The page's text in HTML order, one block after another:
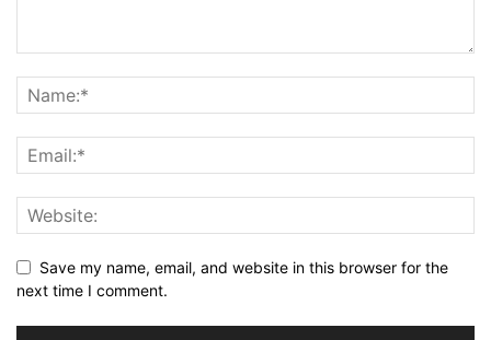
Save my name, email, and website in this browser for the
next time I comment.